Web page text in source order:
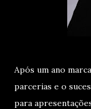
Após um ano
parcerias e o
para